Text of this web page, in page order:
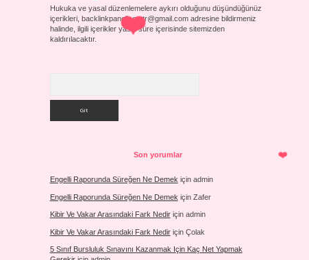
Hukuka ve yasal düzenlemelere aykırı olduğunu düşündüğünüz
içerikleri, backlinkpanelicomtr@gmail.comadresine bildirmeniz
halinde, ilgili içerikler yasal süre içerisinde sitemizden
kaldırılacaktır.
Son yorumlar
Engelli Raporunda Süreğen Ne Demek için admin
Engelli Raporunda Süreğen Ne Demek için Zafer
Kibir Ve Vakar Arasındaki Fark Nediriçin admin
Kibir Ve Vakar Arasındaki Fark Nediriçin Çolak
5 Sınıf Bursluluk Sınavını Kazanmak Için Kaç Net Yapmak